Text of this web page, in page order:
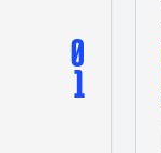
0
1